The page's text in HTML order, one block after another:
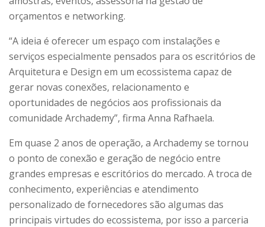
orçamentos e networking.
“A ideia é oferecer um espaço com instalações e
serviços especialmente pensados para os escritórios de
Arquitetura e Design em um ecossistema capaz de
gerar novas conexões, relacionamento e
oportunidades de negócios aos profissionais da
comunidade Archademy”, firma Anna Rafhaela.
Em quase 2 anos de operação, a Archademy se tornou
o ponto de conexão e geração de negócio entre
grandes empresas e escritórios do mercado. A troca de
conhecimento, experiências e atendimento
personalizado de fornecedores são algumas das
principais virtudes do ecossistema, por isso a parceria